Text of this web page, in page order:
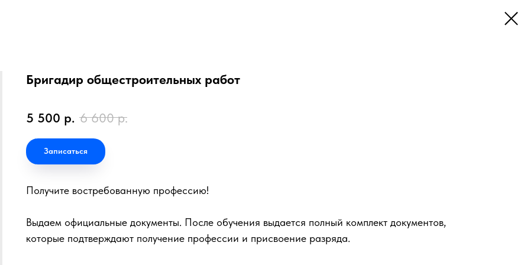
Бригадир общестроительных работ
5 500 р. 6 600 р.
Записаться
Получите востребованную профессию!
Выдаем официальные документы. После обучения выдается полный комплект документов,
которые подтверждают получение профессии и присвоение разряда.